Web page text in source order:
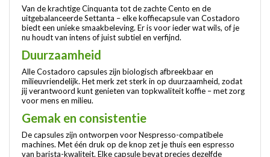
Van de krachtige Cinquanta tot de zachte Cento en de
uitgebalanceerde Settanta – elke koffiecapsule van Costadoro
biedt een unieke smaakbeleving. Er is voor ieder wat wils, of je
nu houdt van intens of juist subtiel en verfijnd.
Duurzaamheid
Alle Costadoro capsules zijn biologisch afbreekbaar en
milieuvriendelijk. Het merk zet sterk in op duurzaamheid, zodat
jij verantwoord kunt genieten van topkwaliteit koffie – met zorg
voor mens en milieu.
Gemak en consistentie
De capsules zijn ontworpen voor Nespresso-compatibele
machines. Met één druk op de knop zet je thuis een espresso
van barista-kwaliteit. Elke capsule bevat precies dezelfde